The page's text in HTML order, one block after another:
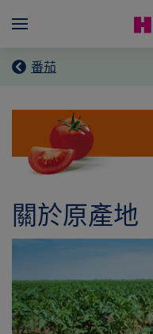
Menü
番茄
關於原產地